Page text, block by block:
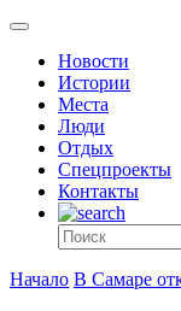
Новости
Истории
Места
Люди
Отдых
Спецпроекты
Контакты
Начало В Самаре